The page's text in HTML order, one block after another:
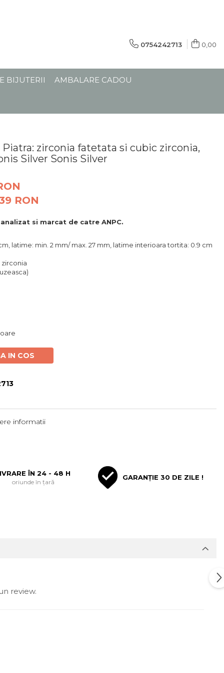
0754242713 0,00
BIJUTERII AMBALARE CADOU
zirconia fatetata si cubic zirconia,
Silver Sonis Silver
RON
si marcat de catre ANPC.
latime: min. 2 mm/ max. 27 mm, latime interioara tortita: 0.9 cm
IN COS
informatii
ÎN 24 - 48 H
oriunde în țară
GARANȚIE 30 DE ZILE !
review.